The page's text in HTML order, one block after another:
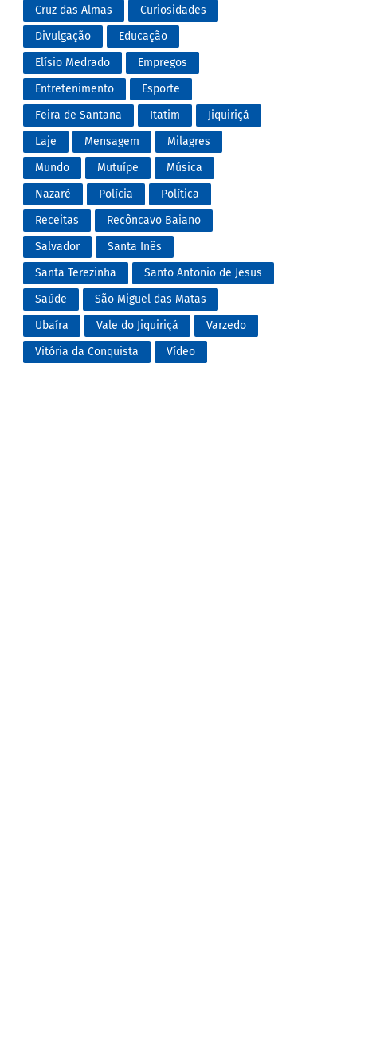
Cruz das Almas
Curiosidades
Divulgação
Educação
Elísio Medrado
Empregos
Entretenimento
Esporte
Feira de Santana
Itatim
Jiquiriçá
Laje
Mensagem
Milagres
Mundo
Mutuípe
Música
Nazaré
Polícia
Política
Receitas
Recôncavo Baiano
Salvador
Santa Inês
Santa Terezinha
Santo Antonio de Jesus
Saúde
São Miguel das Matas
Ubaíra
Vale do Jiquiriçá
Varzedo
Vitória da Conquista
Vídeo